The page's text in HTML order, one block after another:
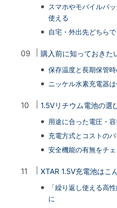
スマホやモバイルバ
使える
自宅・外出先どちら
購入前に知っておきた
保存温度と長期保管
ニッケル水素充電器
1.5Vリチウム電池の選
用途に合った電圧・
充電方式とコストの
安全機能の有無をチェ
XTAR 1.5V充電池はこ
「繰り返し使える高
に